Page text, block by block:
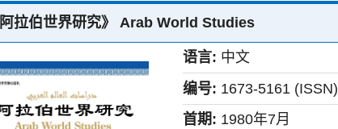
拉伯世界研究》 Arab World Studies
语言: 中文
编号: 1673-5161 (ISSN)
首期: 1980年7月